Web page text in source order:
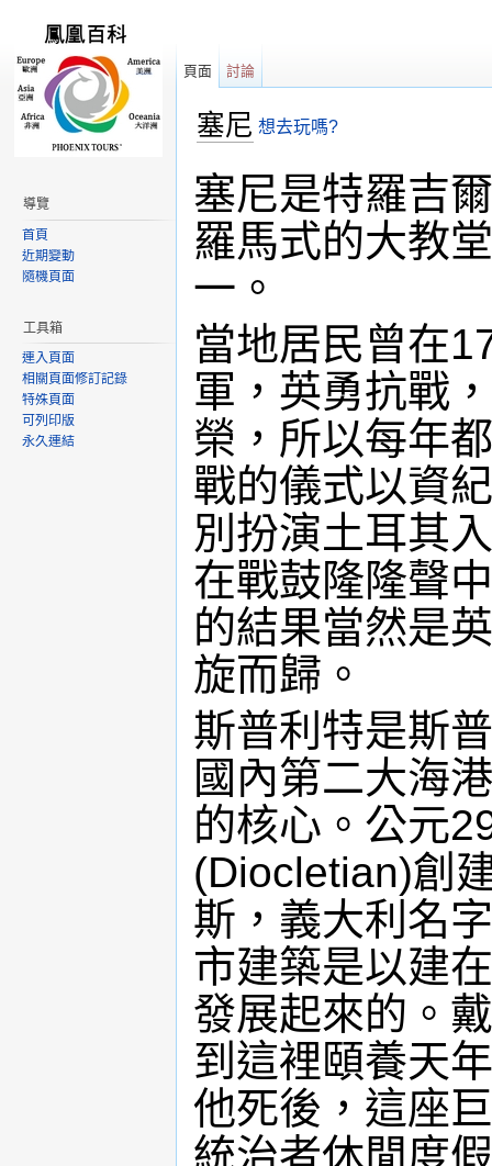
塞尼 想去玩嗎?
塞尼是特羅吉
羅馬式的大教
一。
當地居民曾在
軍，英勇抗戰
榮，所以每年
戰的儀式以資
別扮演土耳其
在戰鼓隆隆聲
的結果當然是
旋而歸。
斯普利特是斯
國內第二大海
的核心。公元
(Diocletian)創
斯，義大利名
市建築是以建
發展起來的。
到這裡頤養天
他死後，這座
統治者休閒度
頁面 討論
導覽
首頁
近期變動
隨機頁面
工具箱
連入頁面
相關頁面修訂記錄
特殊頁面
可列印版
永久連結